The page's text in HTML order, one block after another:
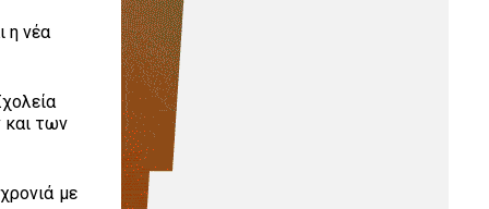
η νέα
και των
με